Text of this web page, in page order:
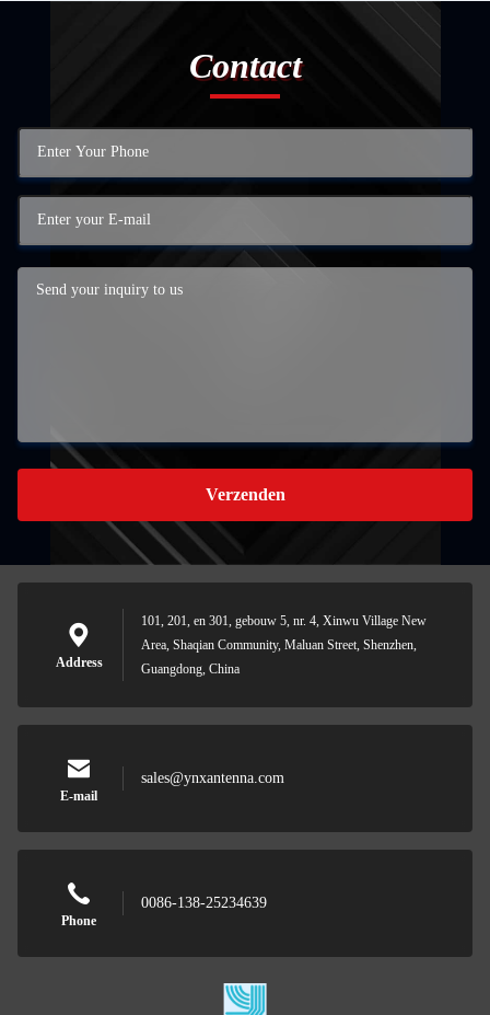
Contact
Verzenden
Address
101, 201, en 301, gebouw 5, nr. 4, Xinwu Village New
Area, Shaqian Community, Maluan Street, Shenzhen,
Guangdong, China
E-mail
sales@ynxantenna.com
Phone
0086-138-25234639